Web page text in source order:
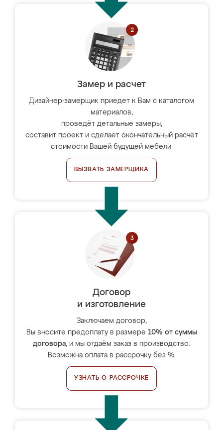
Замер и расчет
Дизайнер-замерщик приедет к Вам с каталогом
материалов,
проведёт детальные замеры,
составит проект и сделает окончательный расчёт
стоимости Вашей будущей мебели.
ВЫЗВАТЬ ЗАМЕРЩИКА
Договор
и изготовление
Заключаем договор,
Вы вносите предоплату в размере 10% от суммы
договора, и мы отдаём заказ в производство.
Возможна оплата в рассрочку без %.
УЗНАТЬ О РАССРОЧКЕ